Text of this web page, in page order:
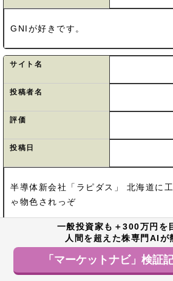
GNIが好きです。
サイト名
投稿者名
評価
投稿日
半導体新会社「ラピダス」 北海道に
ゃ物色されっぞ
一般投資家も＋300万円を
人間を超えた株専門AIが
「マーケットナビ」検証